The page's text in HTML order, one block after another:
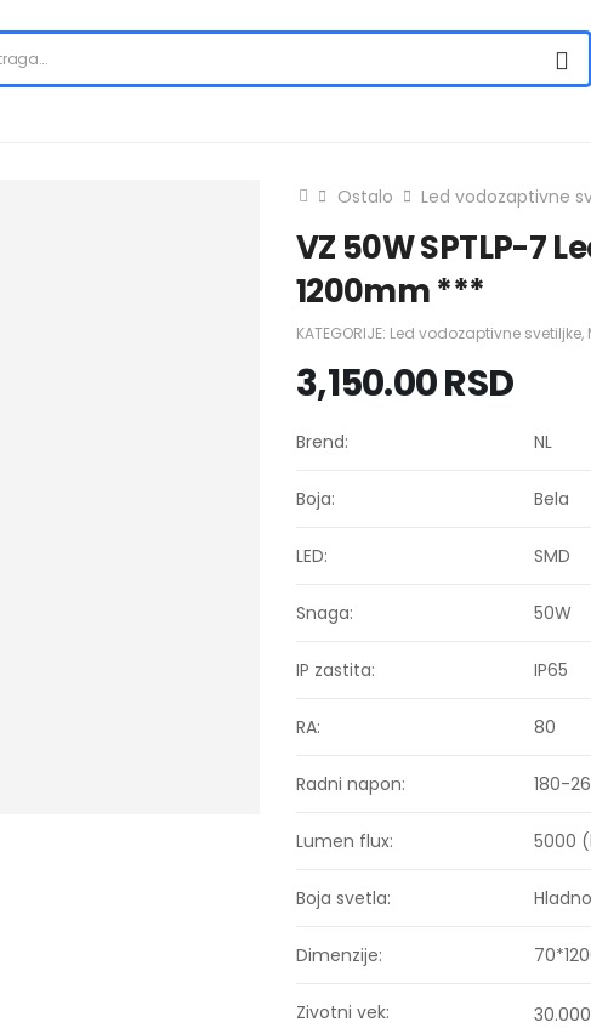
Ostalo Led vodozaptivne
VZ 50W SPTLP-7
1200mm ***
KATEGORIJE: Led vodozaptivne svetiljke,
3,150.00RSD
Brend: NL
Boja: Bela
LED: SMD
Snaga: 50W
IP zastita: IP65
RA: 80
Radni napon: 180-
Lumen flux: 5000
Boja svetla:
Dimenzije:
Zivotni vek: